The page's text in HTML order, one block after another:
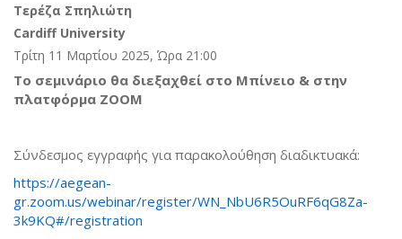
Τερέζα Σπηλιώτη
Cardiff University
Τρίτη 11 Μαρτίου 2025, Ώρα 21:00
To σεμινάριο θα διεξαχθεί στο Μπίνειο & στην
πλατφόρμα ZOOM
Σύνδεσμος εγγραφής για παρακολούθηση διαδικτυακά:
https://aegean-
gr.zoom.us/webinar/register/WN_NbU6R5OuRF6qG8Za-
3k9KQ#/registration